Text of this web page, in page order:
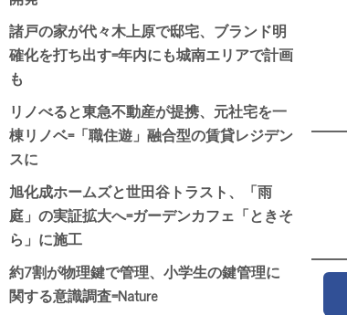
諸戸の家が代々木上原で邸宅、ブランド明
確化を打ち出す=年内にも城南エリアで計画
も
リノべると東急不動産が提携、元社宅を一
棟リノベ=「職住遊」融合型の賃貸レジデン
スに
旭化成ホームズと世田谷トラスト、「雨
庭」の実証拡大へ=ガーデンカフェ「ときそ
ら」に施工
約7割が物理鍵で管理、小学生の鍵管理に
関する意識調査=Nature